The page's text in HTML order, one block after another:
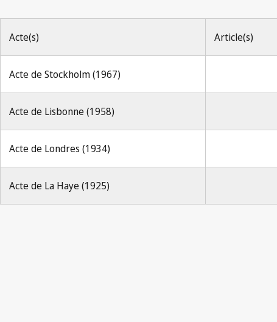
Acte(s) Article(s)
Acte de Stockholm (1967)
Acte de Lisbonne (1958)
Acte de Londres (1934)
Acte de La Haye (1925)